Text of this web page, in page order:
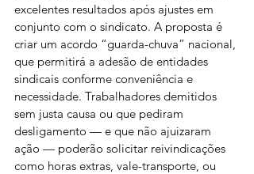
excelentes resultados após ajustes em
conjunto com o sindicato. A proposta é
criar um acordo “guarda-chuva” nacional,
que permitirá a adesão de entidades
sindicais conforme conveniência e
necessidade. Trabalhadores demitidos
sem justa causa ou que pediram
desligamento — e que não ajuizaram
ação — poderão solicitar reivindicações
como horas extras, vale-transporte, ou